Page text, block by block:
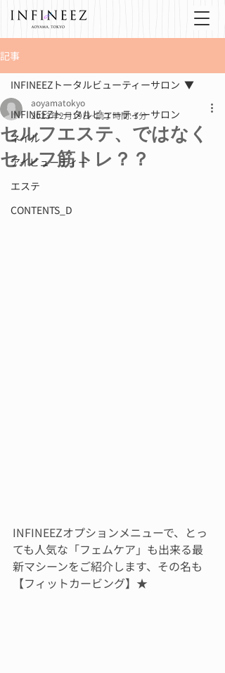
記事
INFINEEZトータルビューティーサロン
ネイル
アイビューティー
エステ
CONTENTS_D
INFINEEZトータルビューティーサロン
セルフエステ、ではなく
セルフ筋トレ？？
aoyamatokyo
2023年2月19日 読了時間: 3分
INFINEEZオプションメニューで、とっ
ても人気な「フェムケア」も出来る最
新マシーンをご紹介します、その名も
【フィットカービング】★